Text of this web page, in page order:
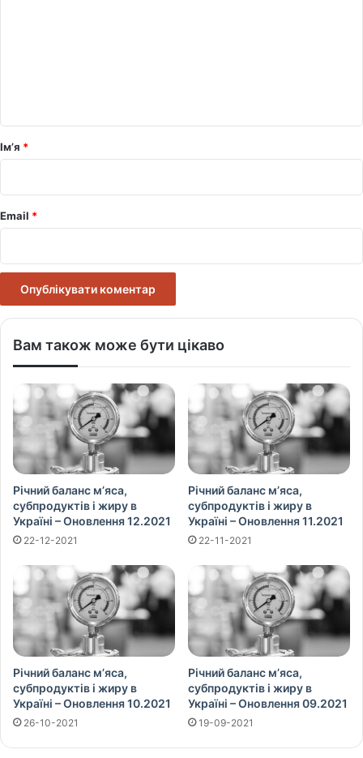
р
*
Ім’я *
Email *
Вам також може бути цікаво
Річний баланс м’яса,
субпродуктів і жиру в
Україні – Оновлення 12.2021
22-12-2021
Річний баланс м’яса,
субпродуктів і жиру в
Україні – Оновлення 11.2021
22-11-2021
Річний баланс м’яса,
субпродуктів і жиру в
Україні – Оновлення 10.2021
26-10-2021
Річний баланс м’яса,
субпродуктів і жиру в
Україні – Оновлення 09.2021
19-09-2021